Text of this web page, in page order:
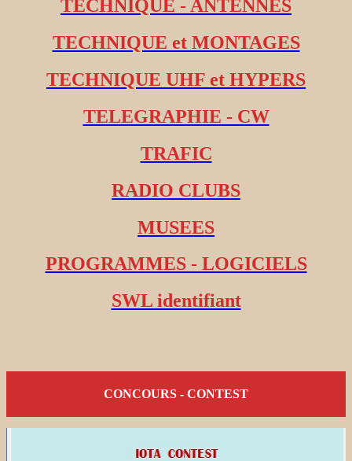
TECHNIQUE - ANTENNES
TECHNIQUE et MONTAGES
TECHNIQUE UHF et HYPERS
TELEGRAPHIE - CW
TRAFIC
RADIO CLUBS
MUSEES
PROGRAMMES - LOGICIELS
SWL identifiant
CONCOURS - CONTEST